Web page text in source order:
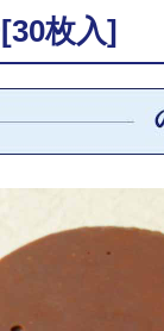
枚入]